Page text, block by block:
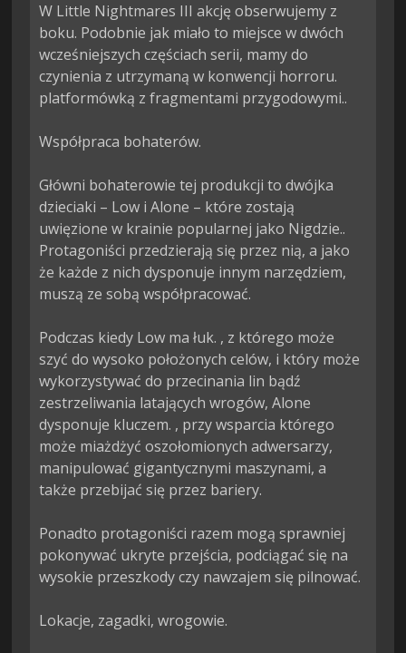
W Little Nightmares III akcję obserwujemy z
boku. Podobnie jak miało to miejsce w dwóch
wcześniejszych częściach serii, mamy do
czynienia z utrzymaną w konwencji horroru.
platformówką z fragmentami przygodowymi..
Współpraca bohaterów.
Główni bohaterowie tej produkcji to dwójka
dzieciaki – Low i Alone – które zostają
uwięzione w krainie popularnej jako Nigdzie..
Protagoniści przedzierają się przez nią, a jako
że każde z nich dysponuje innym narzędziem,
muszą ze sobą współpracować.
Podczas kiedy Low ma łuk. , z którego może
szyć do wysoko położonych celów, i który może
wykorzystywać do przecinania lin bądź
zestrzeliwania latających wrogów, Alone
dysponuje kluczem. , przy wsparcia którego
może miażdżyć oszołomionych adwersarzy,
manipulować gigantycznymi maszynami, a
także przebijać się przez bariery.
Ponadto protagoniści razem mogą sprawniej
pokonywać ukryte przejścia, podciągać się na
wysokie przeszkody czy nawzajem się pilnować.
Lokacje, zagadki, wrogowie.